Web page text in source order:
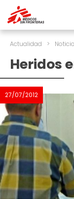
Actualidad >
Heridos
27/07/2012